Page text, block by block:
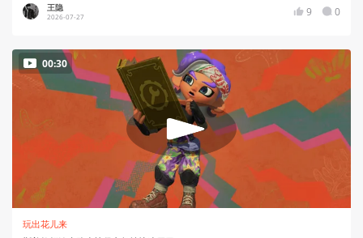
王隐
2026-07-27 9 0
00:30
玩出花儿来